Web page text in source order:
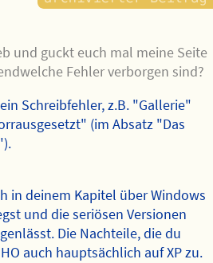
und guckt euch mal meine Seite
Fehler verborgen sind?
Schreibfehler, z.B. "Gallerie"
(im Absatz "Das
in deinem Kapitel über Windows
und die seriösen Versionen
Die Nachteile, die du
auch hauptsächlich auf XP zu.